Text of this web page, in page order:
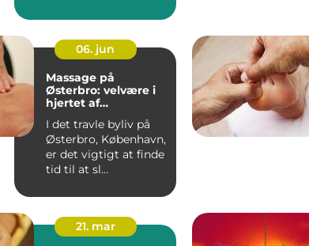
06. jun
Massage på
Østerbro: velvære i
hjertet af
I det travle byliv på
Østerbro, København,
er det vigtigt at finde
tid til at sl...
21. mar